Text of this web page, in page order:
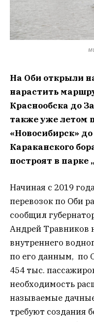
На Оби открыли
нарастить
Краснообска до
также уже летом
«Новосибирск»
Караканского
построят в парке
Начиная с 2019
перевозок по Оби
сообщил
Андрей Травников
внутреннего
по его данным, по
454 тыс.
необходимость
называемые
требуют создания